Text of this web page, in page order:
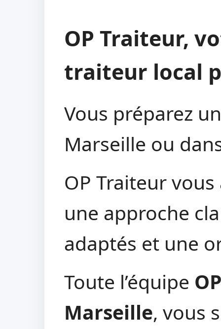
OP Traiteur,
traiteur local
Vous préparez
Marseille ou
OP Traiteur
une approche
adaptés et une
Toute l’équipe
Marseille, vous